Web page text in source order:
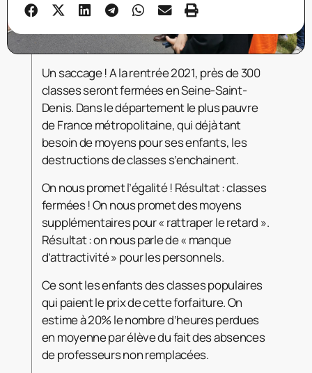
Un saccage ! A la rentrée 2021, près de 300
classes seront fermées en Seine-Saint-
Denis. Dans le département le plus pauvre
de France métropolitaine, qui déjà tant
besoin de moyens pour ses enfants, les
destructions de classes s’enchainent.
On nous promet l’égalité ! Résultat : classes
fermées ! On nous promet des moyens
supplémentaires pour « rattraper le retard ».
Résultat : on nous parle de « manque
d’attractivité » pour les personnels.
Ce sont les enfants des classes populaires
qui paient le prix de cette forfaiture. On
estime à 20% le nombre d’heures perdues
en moyenne par élève du fait des absences
de professeurs non remplacées.